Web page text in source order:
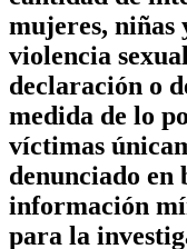
mujeres, niñas
violencia
declaración o
medida de lo
víctimas
denunciado en
información
para la